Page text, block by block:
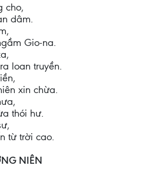
cho,
dâm.
Gio-na.
loan truyền.
xin chừa.
thói hư.
từ trời cao.
NIÊN